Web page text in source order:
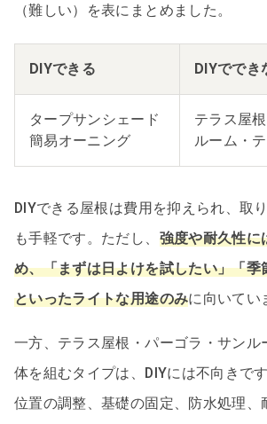
（難しい）を表にまとめました。
DIYできる DIYででき
タープサンシェード
簡易オーニング
テラス屋
ルーム・
DIYできる屋根は費用を抑えられ、取
も手軽です。ただし、 強度や耐久性に
め、「まずは日よけを試したい」「季
といったライトな用途のみに向いてい
一方、テラス屋根・パーゴラ・サンル
体を組むタイプは、DIYには不向きで
位置の調整、基礎の固定、防水処理、